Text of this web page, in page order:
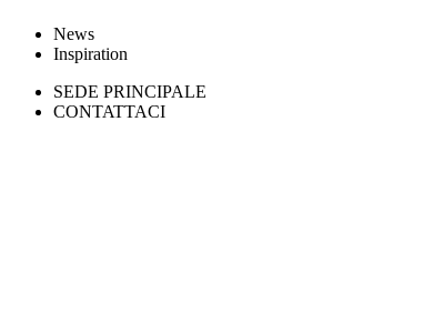
News
Inspiration
SEDE PRINCIPALE
CONTATTACI